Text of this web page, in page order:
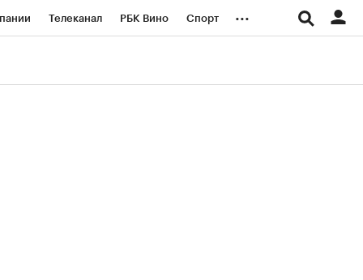
Телеканал РБК Вино Спорт ...